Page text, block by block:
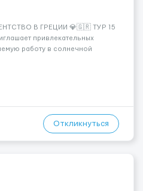
В ГРЕЦИИ 💎🇬🇷 ТУР 15
привлекательных
работу в солнечной
для тебя! 🔹
Откликнуться